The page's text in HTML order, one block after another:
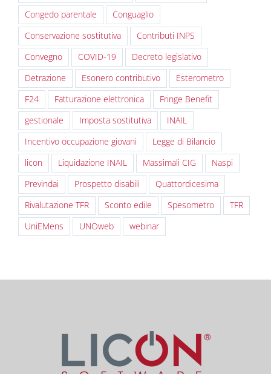
Congedo parentale
Conguaglio
Conservazione sostitutiva
Contributi INPS
Convegno
COVID-19
Decreto legislativo
Detrazione
Esonero contributivo
Esterometro
F24
Fatturazione elettronica
Fringe Benefit
gestionale
Imposta sostitutiva
INAIL
Incentivo occupazione giovani
Legge di Bilancio
licon
Liquidazione INAIL Massimali CIG
Naspi
Previndai
Prospetto disabili
Quattordicesima
Rivalutazione TFR
Sconto edile Spesometro
TFR
UniEMens
UNOweb webinar